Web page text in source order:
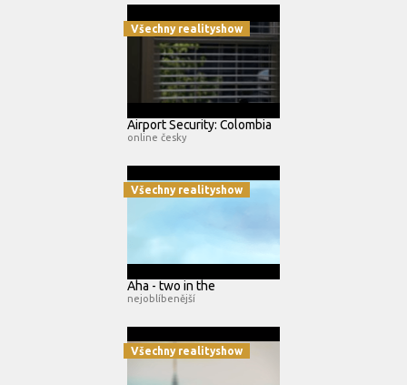
Všechny realityshow
Airport Security: Colombia
online česky
Všechny realityshow
Aha - two in the
nejoblíbenější
Všechny realityshow